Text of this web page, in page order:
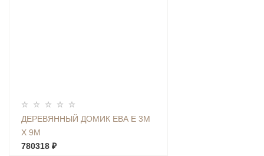
ДЕРЕВЯННЫЙ ДОМИК ЕВА Е 3М
Х 9М
780318 ₽